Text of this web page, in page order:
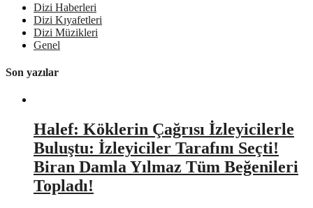
Dizi Haberleri
Dizi Kıyafetleri
Dizi Müzikleri
Genel
Son yazılar
Halef: Köklerin Çağrısı İzleyicilerle
Buluştu: İzleyiciler Tarafını Seçti!
Biran Damla Yılmaz Tüm Beğenileri
Topladı!